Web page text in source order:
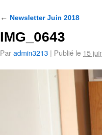
← Newsletter Juin 2018
IMG_0643
Paradmin3213 | Publié le 15